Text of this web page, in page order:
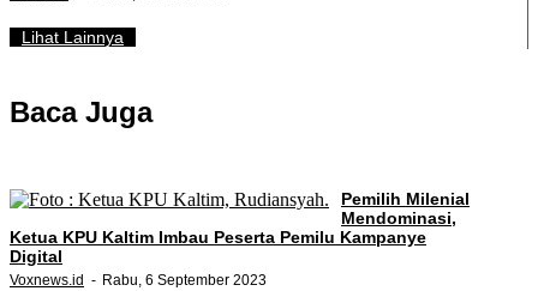
Lihat Lainnya
Baca Juga
Pemilih Milenial
Mendominasi,
Ketua KPU Kaltim Imbau Peserta Pemilu Kampanye
Digital
Voxnews.id Rabu, 6 September 2023